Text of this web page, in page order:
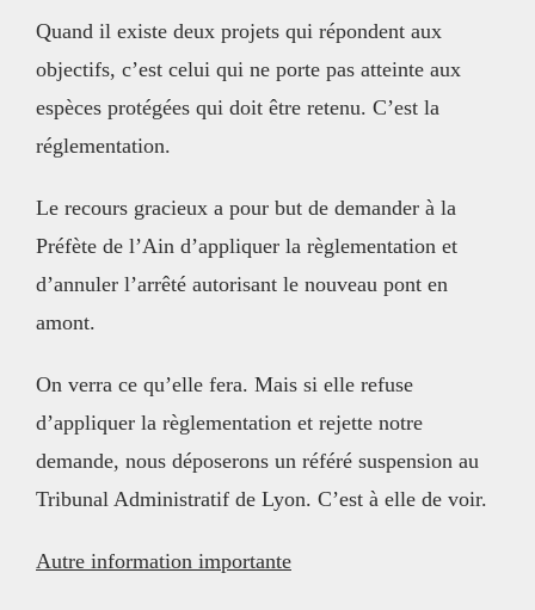
Quand il existe deux projets qui répondent aux
objectifs, c’est celui qui ne porte pas atteinte aux
espèces protégées qui doit être retenu. C’est la
réglementation.
Le recours gracieux a pour but de demander à la
Préfète de l’Ain d’appliquer la règlementation et
d’annuler l’arrêté autorisant le nouveau pont en
amont.
On verra ce qu’elle fera. Mais si elle refuse
d’appliquer la règlementation et rejette notre
demande, nous déposerons un référé suspension au
Tribunal Administratif de Lyon. C’est à elle de voir.
Autre information importante